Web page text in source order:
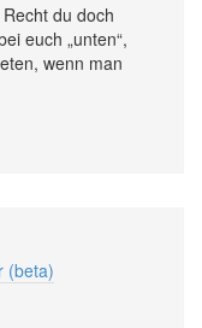
du doch
euch „unten“,
wenn man
(beta)